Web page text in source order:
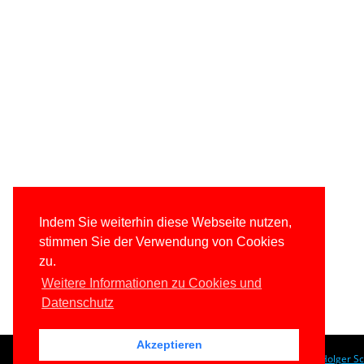
Indem Sie weiterhin diese Webseite nutzen,
stimmen Sie der Verwendung von Cookies
zu.
Weitere Informationen zu Cookies und
Datenschutz
Akzeptieren
© 1996-2026www.IT-Visions.at- Dr. Holger